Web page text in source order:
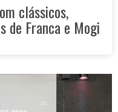
clássicos,
de Franca e Mogi